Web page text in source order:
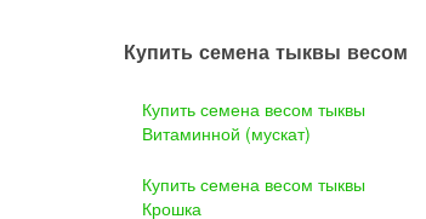
Купить семена тыквы весом
Купить семена весом тыквы
Витаминной (мускат)
Купить семена весом тыквы
Крошка